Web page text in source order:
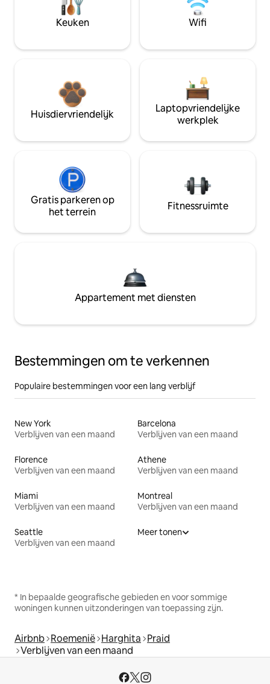
Keuken Wifi
Huisdiervriendelijk
Laptopvriendelijke
werkplek
Gratis parkeren op
het terrein
Fitnessruimte
Appartement met diensten
Bestemmingen om te verkennen
Populaire bestemmingen voor een lang verblijf
New York
Verblijven van een maand
Barcelona
Verblijven van een maand
Florence
Verblijven van een maand
Athene
Verblijven van een maand
Miami
Verblijven van een maand
Montreal
Verblijven van een maand
Seattle
Verblijven van een maand
Meer tonen
* In bepaalde geografische gebieden en voor sommige
woningen kunnen uitzonderingen van toepassing zijn.
Airbnb Roemenië Harghita Praid
Verblijven van een maand